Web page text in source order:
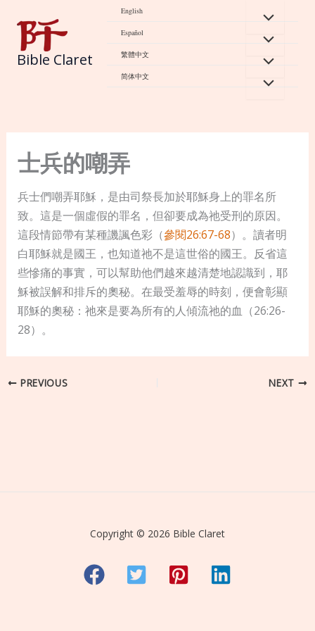
content
Bible Claret
English
Español
繁體中文
简体中文
士兵的嘲弄
兵士們嘲弄耶穌，是由司祭長加於耶穌身上的罪名所
致。這是一個虛假的罪名，但卻要成為祂受刑的原因。
這段情節帶有某種譏諷色彩（參閱26:67-68）。讀者明
白耶穌就是國王，也知道祂不是這世俗的國王。反省這
些慘痛的事實，可以幫助他們越來越清楚地認識到，耶
穌被誤解和排斥的奧秘。在最受羞辱的時刻，便會彰顯
耶穌的奧秘：祂來是要為所有的人傾流祂的血（26:26-
28）。
PREVIOUS NEXT
Copyright © 2026 Bible Claret